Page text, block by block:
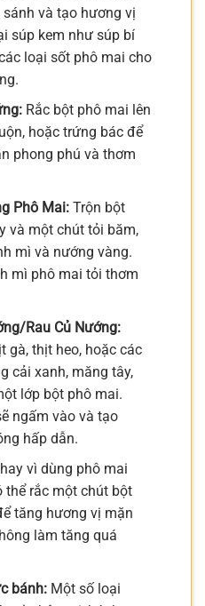
và tạo hương vị
súp kem như súp bí
loại sốt phô mai cho
Rắc bột phô mai lên
hoặc trứng bác để
phong phú và thơm
Phô Mai:Trộn bột
và một chút tỏi băm,
mì và nướng vàng.
mì phô mai tỏi thơm
Rau Củ Nướng:
gà, thịt heo, hoặc các
cải xanh, măng tây,
lớp bột phô mai.
ngấm vào và tạo
hấp dẫn.
vì dùng phô mai
thể rắc một chút bột
tăng hương vị mặn
làm tăng quá
bánh:Một số loại